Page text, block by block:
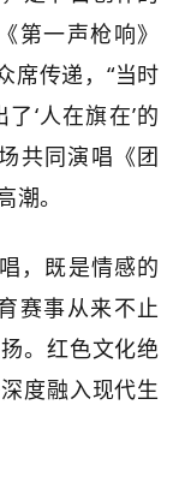
第一声枪响》
席传递，“当时
‘人在旗在’的
共同演唱《团
。
，既是情感的
赛事从来不止
。红色文化绝
度融入现代生